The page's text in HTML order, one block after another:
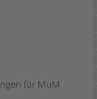
für MuM